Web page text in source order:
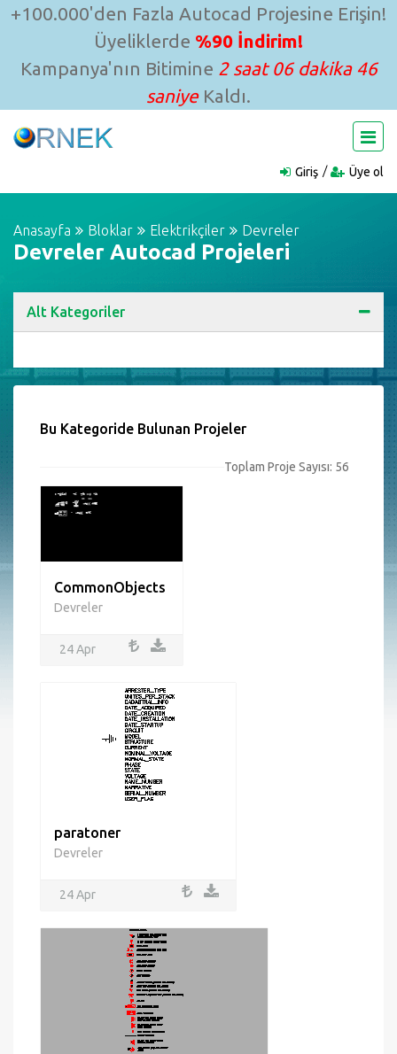
+100.000'den Fazla Autocad Projesine Erişin!
Üyeliklerde %90 İndirim!
Kampanya'nın Bitimine 2 saat 06 dakika 46
saniyeKaldı.
Giriş Üye ol
Anasayfa Bloklar Elektrikçiler Devreler
Devreler Autocad Projeleri
Alt Kategoriler
Bu Kategoride Bulunan Projeler
Toplam Proje Sayısı: 56
CommonObjects
Devreler
24 Apr
paratoner
Devreler
24 Apr